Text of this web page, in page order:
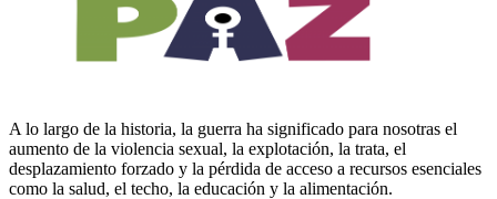
A lo largo de la historia, la guerra ha significado para nosotras el
aumento de la violencia sexual, la explotación, la trata, el
desplazamiento forzado y la pérdida de acceso a recursos esenciales
como la salud, el techo, la educación y la alimentación.